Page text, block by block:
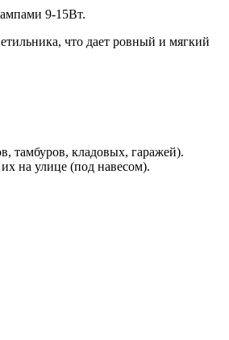
9-15Вт.
что дает ровный и мягкий
тамбуров, кладовых, гаражей).
на улице (под навесом).